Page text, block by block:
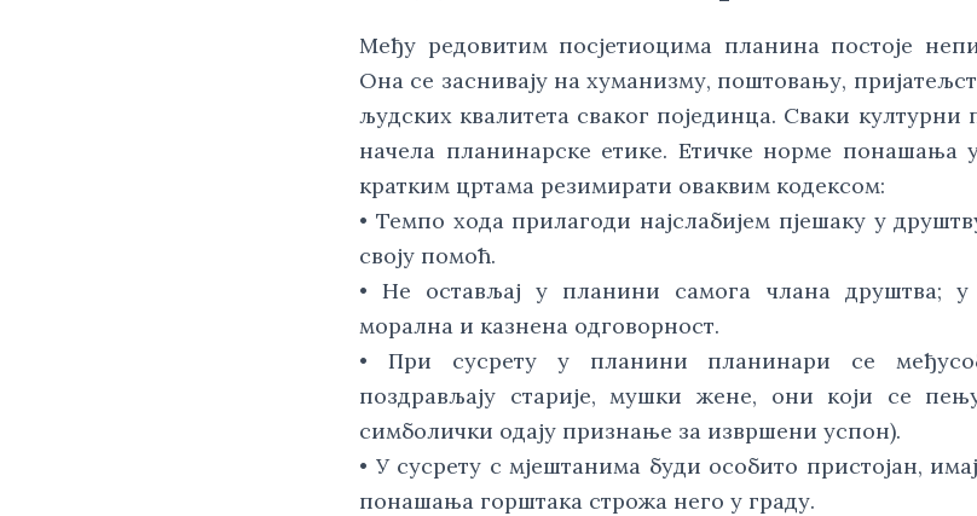
Међу редовитим посјетиоцима планина постоје
Она се заснивају на хуманизму, поштовању,
људских квалитета сваког појединца. Сваки
начела планинарске етике. Етичке норме
кратким цртама резимирати оваквим кодексом:
• Темпо хода прилагоди најслабијем пјешаку у
своју помоћ.
• Не остављај у планини самога члана друштва; у
морална и казнена одговорност.
• При сусрету у планини планинари се
поздрављају старије, мушки жене, они који се
симболички одају признање за извршени успон).
• У сусрету с мјештанима буди особито пристојан,
понашања горштака строжа него у граду.